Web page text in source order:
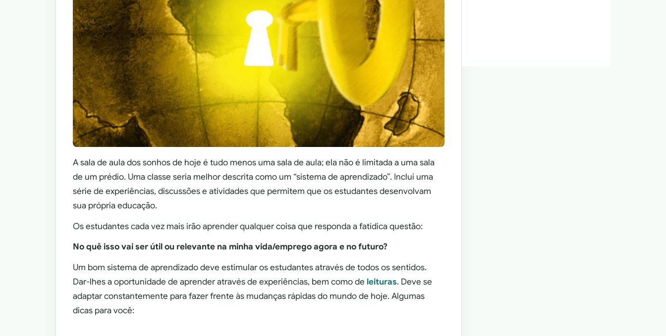
A sala de aula dos sonhos de hoje é tudo menos uma sala de aula; ela não é limitada a uma sala
de um prédio. Uma classe seria melhor descrita como um “sistema de aprendizado”. Inclui uma
série de experiências, discussões e atividades que permitem que os estudantes desenvolvam
sua própria educação.
Os estudantes cada vez mais irão aprender qualquer coisa que responda a fatídica questão:
No quê isso vai ser útil ou relevante na minha vida/emprego agora e no futuro?
Um bom sistema de aprendizado deve estimular os estudantes através de todos os sentidos.
Dar-lhes a oportunidade de aprender através de experiências, bem como de leituras. Deve se
adaptar constantemente para fazer frente às mudanças rápidas do mundo de hoje. Algumas
dicas para você: